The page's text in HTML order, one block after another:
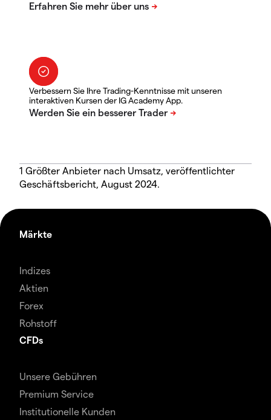
Verbessern Sie Ihre Trading-Kenntnisse mit unseren
interaktiven Kursen der IG Academy App.
1 Größter Anbieter nach Umsatz, veröffentlichter
Geschäftsbericht, August 2024.
Märkte
Indizes
Aktien
Forex
Rohstoff
CFDs
Unsere Gebühren
Premium Service
Institutionelle Kunden